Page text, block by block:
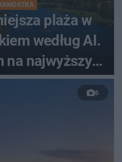
plaża w
według AI.
na najwyższy
6